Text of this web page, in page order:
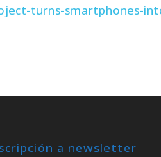
turns-smartphones-
a newsletter